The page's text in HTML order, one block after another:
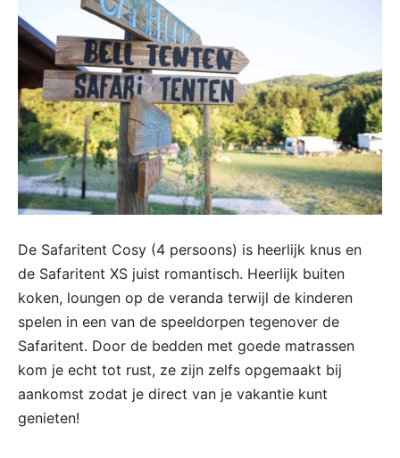
De Safaritent Cosy (4 persoons) is heerlijk knus en
de Safaritent XS juist romantisch. Heerlijk buiten
koken, loungen op de veranda terwijl de kinderen
spelen in een van de speeldorpen tegenover de
Safaritent. Door de bedden met goede matrassen
kom je echt tot rust, ze zijn zelfs opgemaakt bij
aankomst zodat je direct van je vakantie kunt
genieten!